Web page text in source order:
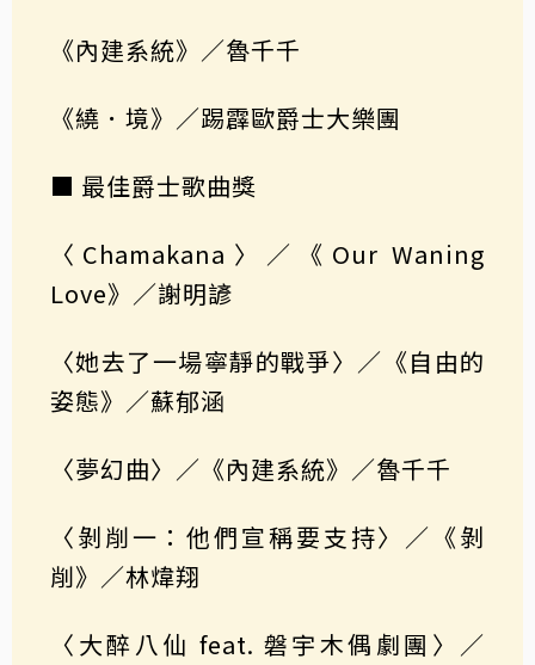
《內建系統》／魯千千
《繞．境》／踢霹歐爵士大樂團
■ 最佳爵士歌曲獎
〈Chamakana〉／《Our Waning
Love》／謝明諺
〈她去了一場寧靜的戰爭〉／《自由的
姿態》／蘇郁涵
〈夢幻曲〉／《內建系統》／魯千千
〈剝削一：他們宣稱要支持〉／《剝
削》／林煒翔
〈大醉八仙 feat. 磐宇木偶劇團〉／